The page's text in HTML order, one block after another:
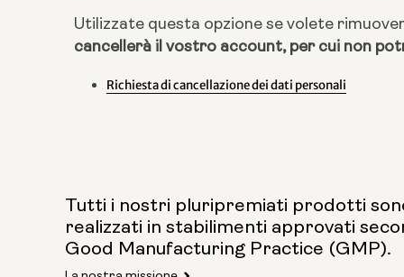
Utilizzate questa opzione se volete
cancellerà il vostro account, per cui non
Richiesta di cancellazione dei dati personali
Tutti i nostri pluripremiati prodotti
realizzati in stabilimenti approvati
Good Manufacturing Practice (GMP).